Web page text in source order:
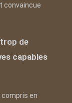
convaincue
de
capables
compris en